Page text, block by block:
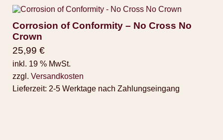
Corrosion of Conformity – No Cross No
Crown
25,99 €
inkl. 19 % MwSt.
zzgl. Versandkosten
Lieferzeit: 2-5 Werktage nach Zahlungseingang